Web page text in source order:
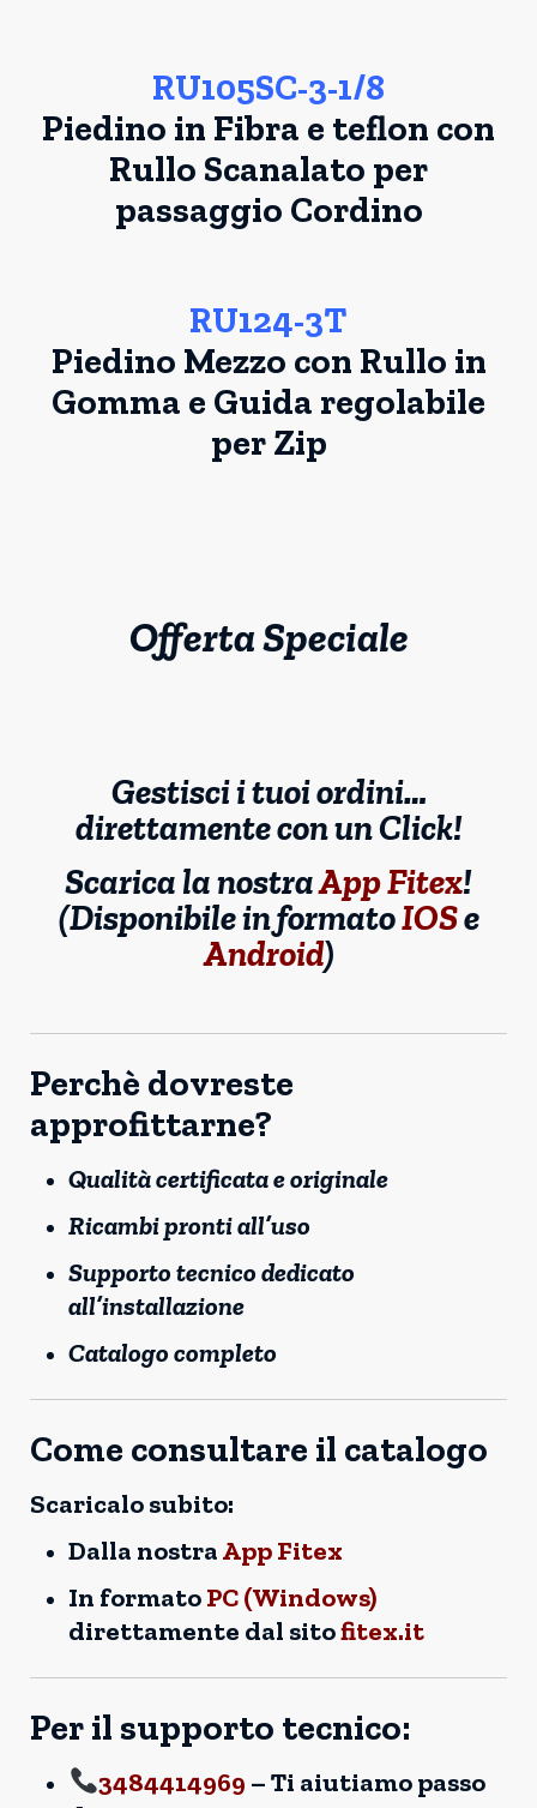
RU105SC-3-1/8
Piedino in Fibra e teflon con
Rullo Scanalato per
passaggio Cordino
RU124-3T
Piedino Mezzo con Rullo in
Gomma e Guida regolabile
per Zip
Offerta Speciale
Gestisci i tuoi ordini…
direttamente con un Click!
Scarica la nostraApp Fitex!
(Disponibile in formatoIOSe
Android)
Perchè dovreste
approfittarne?
Qualità certificata e originale
Ricambi pronti all’uso
Supporto tecnico dedicato
all’installazione
Catalogo completo
Come consultare il catalogo
Scaricalo subito:
Dalla nostraApp Fitex
In formatoPC (Windows)
direttamente dal sitofitex.it
Per il supporto tecnico:
3484414969 – Ti aiutiamo passo